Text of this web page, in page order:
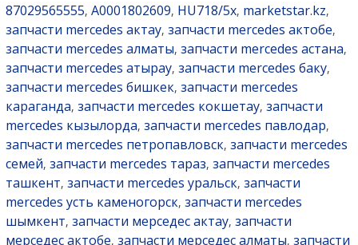
87029565555, A0001802609, HU718/5x, marketstar.kz,
запчасти mercedes актау, запчасти mercedes актобе,
запчасти mercedes алматы, запчасти mercedes астана,
запчасти mercedes атырау, запчасти mercedes баку,
запчасти mercedes бишкек, запчасти mercedes
караганда, запчасти mercedes кокшетау, запчасти
mercedes кызылорда, запчасти mercedes павлодар,
запчасти mercedes петропавловск, запчасти mercedes
семей, запчасти mercedes тараз, запчасти mercedes
ташкент, запчасти mercedes уральск, запчасти
mercedes усть каменогорск, запчасти mercedes
шымкент, запчасти мерседес актау, запчасти
мерседес актобе, запчасти мерседес алматы, запчасти